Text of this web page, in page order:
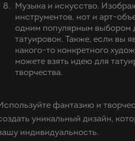
Музыка и искусство.
инструментов, нот и арт-
одним популярным выбором
татуировок. Также, если вы
какого-то конкретного
можете взять идею для
творчества.
фантазию и
уникальный дизайн,
индивидуальность.